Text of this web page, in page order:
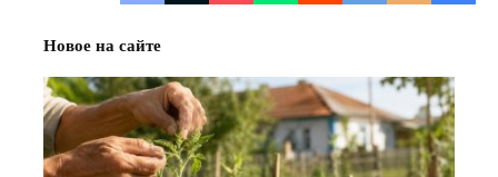
Новое на сайте